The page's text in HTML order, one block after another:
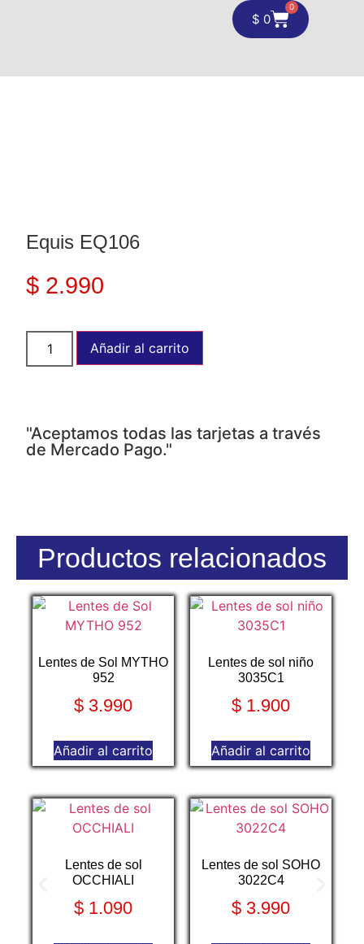
$ 0
0
Equis EQ106
$ 2.990
Añadir al carrito
"Aceptamos todas las tarjetas a través
de Mercado Pago."
Productos relacionados
Lentes de Sol MYTHO
952
$ 3.990
Añadir al carrito
Lentes de sol niño
3035C1
$ 1.900
Añadir al carrito
Lentes de sol
OCCHIALI
$ 1.090
Lentes de sol SOHO
3022C4
$ 3.990